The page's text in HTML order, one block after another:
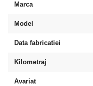
Marca
Model
Data fabricatiei
Kilometraj
Avariat